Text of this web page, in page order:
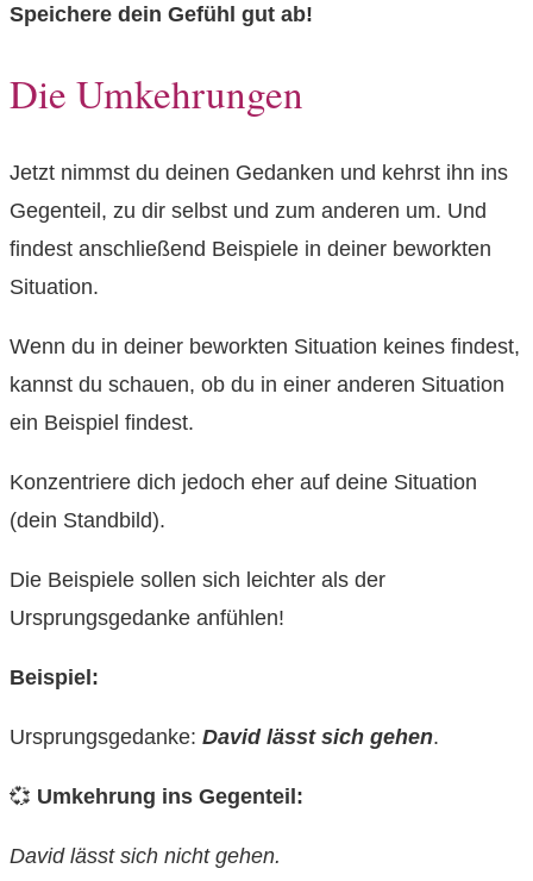
Speichere dein Gefühl gut ab!
Die Umkehrungen
Jetzt nimmst du deinen Gedanken und kehrst ihn ins
Gegenteil, zu dir selbst und zum anderen um. Und
findest anschließend Beispiele in deiner beworkten
Situation.
Wenn du in deiner beworkten Situation keines findest,
kannst du schauen, ob du in einer anderen Situation
ein Beispiel findest.
Konzentriere dich jedoch eher auf deine Situation
(dein Standbild).
Die Beispiele sollen sich leichter als der
Ursprungsgedanke anfühlen!
Beispiel:
Ursprungsgedanke: David lässt sich gehen.
💞 Umkehrung ins Gegenteil:
David lässt sich nicht gehen.